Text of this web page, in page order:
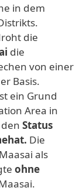
in dem
die
die
von einer
Basis.
ein Grund
Area in
Status
Die
als
ohne